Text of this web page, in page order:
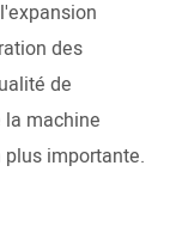
des
de
machine
importante.